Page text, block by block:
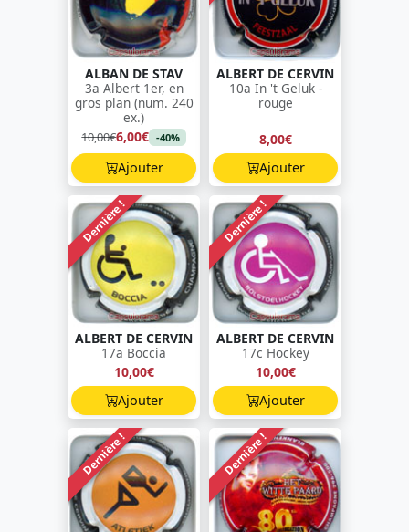
ALBAN DE STAV
3a Albert 1er, en
gros plan (num. 240
ex.)
10,00€6,00€ -40%
Ajouter
ALBERT DE CERVIN
10a In 't Geluk -
rouge
8,00€
Ajouter
Dernière !
ALBERT DE CERVIN
17a Boccia
10,00€
Ajouter
Dernière !
ALBERT DE CERVIN
17c Hockey
10,00€
Ajouter
Dernière ! Dernière !